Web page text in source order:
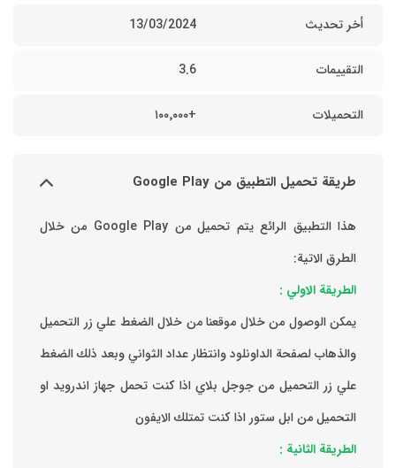
أخر تحديث 13/03/2024
التقييمات 3.6
التحميلات +١٠٠٬٠٠٠
طريقة تحميل التطبيق من Google Play
هذا التطبيق الرائع يتم تحميل من Google Play من خلال
الطرق الاتية:
الطريقة الاولي :
يمكن الوصول من خلال موقعنا من خلال الضغط علي زر التحميل
والذهاب لصفحة الداونلود وانتظار عداد الثواني وبعد ذلك الضغط
علي زر التحميل من جوجل بلاي اذا كنت تحمل جهاز اندرويد او
التحميل من ابل ستور اذا كنت تمتلك الايفون
الطريقة الثانية :